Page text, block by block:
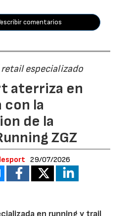
comentarios
especializado
aterriza en
con la
de la
ZGZ
29/07/2026
en running y trail